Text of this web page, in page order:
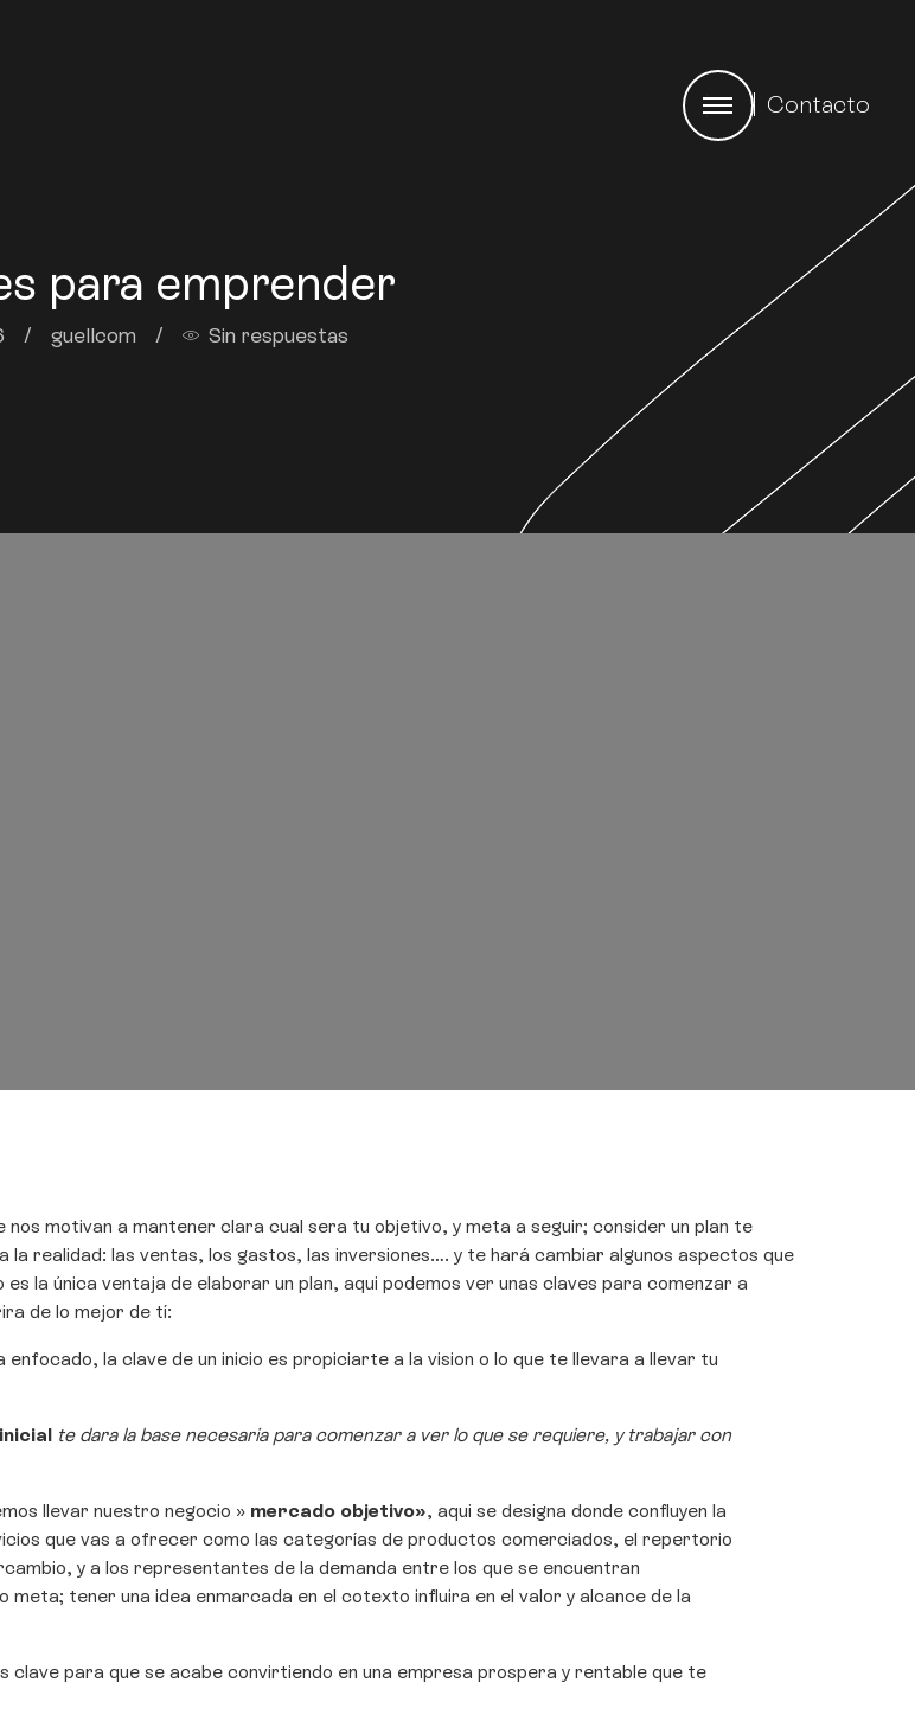
Contacto
para emprender
/ guellcom / Sin respuestas
motivan a mantener clara cual sera tu objetivo, y meta a seguir; consider un plan te
realidad: las ventas, los gastos, las inversiones…. y te hará cambiar algunos aspectos que
la única ventaja de elaborar un plan, aqui podemos ver unas claves para comenzar a
de lo mejor de tí:
la clave de un inicio es propiciarte a la vision o lo que te llevara a llevar tu
te dara la base necesaria para comenzar a ver lo que se requiere, y trabajar con
llevar nuestro negocio » mercado objetivo», aqui se designa donde confluyen la
que vas a ofrecer como las categorías de productos comerciados, el repertorio
y a los representantes de la demanda entre los que se encuentran
tener una idea enmarcada en el cotexto influira en el valor y alcance de la
clave para que se acabe convirtiendo en una empresa prospera y rentable que te